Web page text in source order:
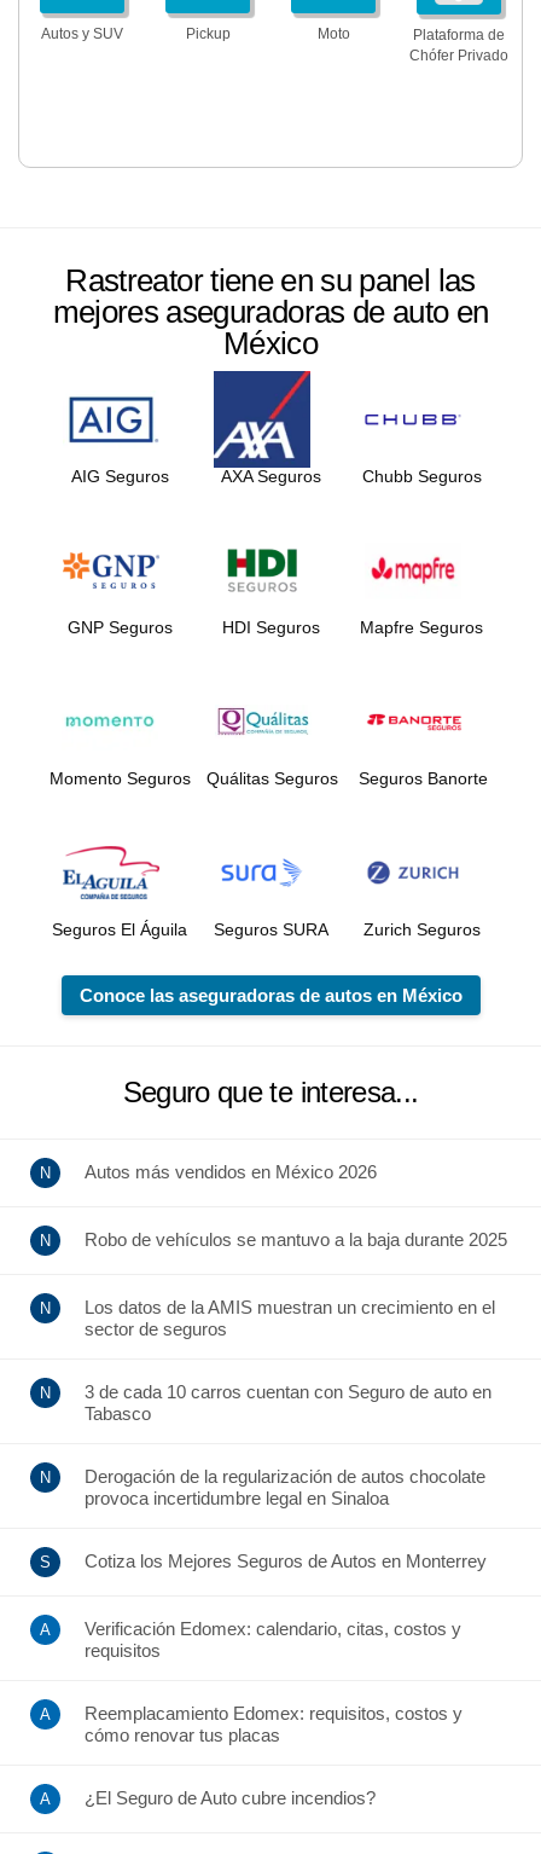
Autos y SUV Pickup Moto
Plataforma de
Chófer Privado
Rastreator tiene en su panel las
mejores aseguradoras de auto en
México
AIG Seguros AXA Seguros Chubb Seguros
GNP Seguros HDI Seguros Mapfre Seguros
Momento Seguros Quálitas Seguros Seguros Banorte
Seguros El Águila Seguros SURA Zurich Seguros
Conoce las aseguradoras de autos en México
Seguro que te interesa...
Autos más vendidos en México 2026
Robo de vehículos se mantuvo a la baja durante 2025
Los datos de la AMIS muestran un crecimiento en el
sector de seguros
3 de cada 10 carros cuentan con Seguro de auto en
Tabasco
Derogación de la regularización de autos chocolate
provoca incertidumbre legal en Sinaloa
Cotiza los Mejores Seguros de Autos en Monterrey
Verificación Edomex: calendario, citas, costos y
requisitos
Reemplacamiento Edomex: requisitos, costos y
cómo renovar tus placas
¿El Seguro de Auto cubre incendios?